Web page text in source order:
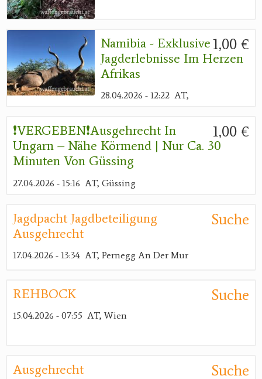
1,00 €
Namibia - Exklusive
Jagderlebnisse Im Herzen
Afrikas
28.04.2026 - 12:22 AT,
1,00 €
❗️VERGEBEN❗️Ausgehrecht In
Ungarn – Nähe Körmend | Nur Ca. 30
Minuten Von Güssing
27.04.2026 - 15:16 AT, Güssing
Suche
Jagdpacht Jagdbeteiligung
Ausgehrecht
17.04.2026 - 13:34 AT, Pernegg An Der Mur
Suche
REHBOCK
15.04.2026 - 07:55 AT, Wien
Suche
Ausgehrecht